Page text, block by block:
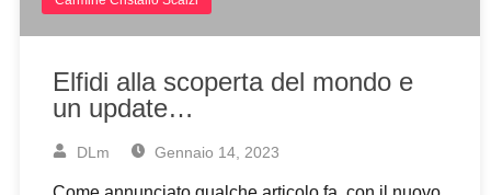
Elfidi alla scoperta del mondo e
un update…
DLm Gennaio 14, 2023